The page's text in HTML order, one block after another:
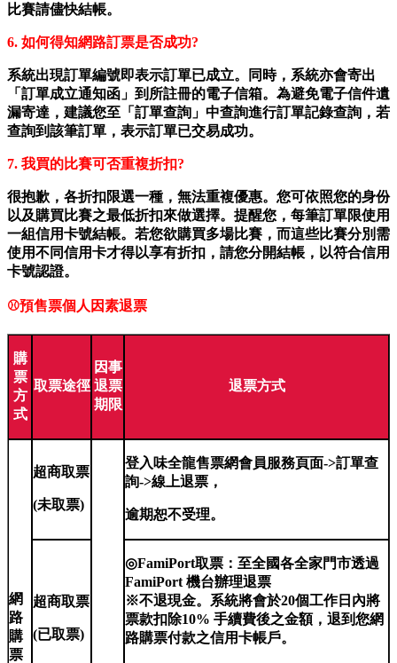
比賽請儘快結帳。
6. 如何得知網路訂票是否成功?
系統出現訂單編號即表示訂單已成立。同時，系統亦會寄出
「訂單成立通知函」到所註冊的電子信箱。為避免電子信件遺
漏寄達，建議您至「訂單查詢」中查詢進行訂單記錄查詢，若
查詢到該筆訂單，表示訂單已交易成功。
7. 我買的比賽可否重複折扣?
很抱歉，各折扣限選一種，無法重複優惠。您可依照您的身份
以及購買比賽之最低折扣來做選擇。提醒您，每筆訂單限使用
一組信用卡號結帳。若您欲購買多場比賽，而這些比賽分別需
使用不同信用卡才得以享有折扣，請您分開結帳，以符合信用
卡號認證。
⚾預售票個人因素退票
購
票
方
式
取票途徑
因事
退票
期限
退票方式
網
路
購
票
超商取票
(未取票)
登入味全龍售票網會員服務頁面->訂單查
詢->線上退票，
逾期恕不受理。
超商取票
(已取票)
◎FamiPort取票：至全國各全家門市透過
FamiPort 機台辦理退票
※不退現金。系統將會於20個工作日內將
票款扣除10% 手續費後之金額，退到您網
路購票付款之信用卡帳戶。